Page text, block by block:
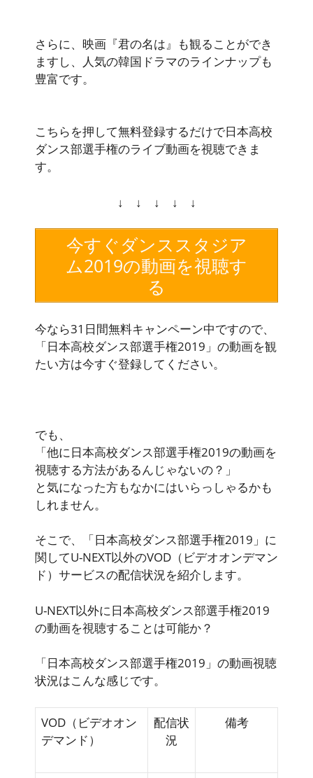
さらに、映画 『君の名は』 も観ることができ
ますし、人気の韓国ドラマのラインナップも
豊富です。
こちらを押して無料登録するだけで日本高校
ダンス部選手権のライブ動画を視聴できま
す。
↓ ↓ ↓ ↓ ↓
今すぐダンススタジア
ム2019の動画を視聴す
る
今なら31日間無料キャンペーン中ですので、
「日本高校ダンス部選手権2019」の動画を観
たい方は今すぐ登録してください。
でも、
「他に日本高校ダンス部選手権2019の動画を
視聴する方法があるんじゃないの？」
と気になった方もなかにはいらっしゃるかも
しれません。
そこで、「日本高校ダンス部選手権2019」に
関してU-NEXT以外のVOD（ビデオオンデマン
ド）サービスの配信状況を紹介します。
U-NEXT以外に日本高校ダンス部選手権2019
の動画を視聴することは可能か？
「日本高校ダンス部選手権2019」の動画視聴
状況はこんな感じです。
VOD（ビデオオン
デマンド）
配信状
況
備考